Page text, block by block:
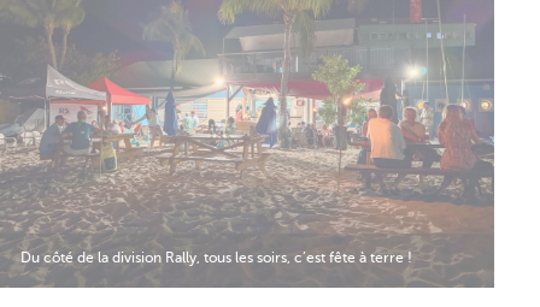
Du côté de la division Rally, tous les soirs, c’est fête à terre !